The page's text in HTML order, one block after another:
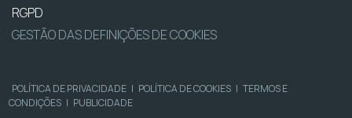
RGPD
GESTÃO DAS DEFINIÇÕES DE COOKIES
POLÍTICA DE PRIVACIDADE | POLÍTICA DE COOKIES | TERMOS E
CONDIÇÕES | PUBLICIDADE